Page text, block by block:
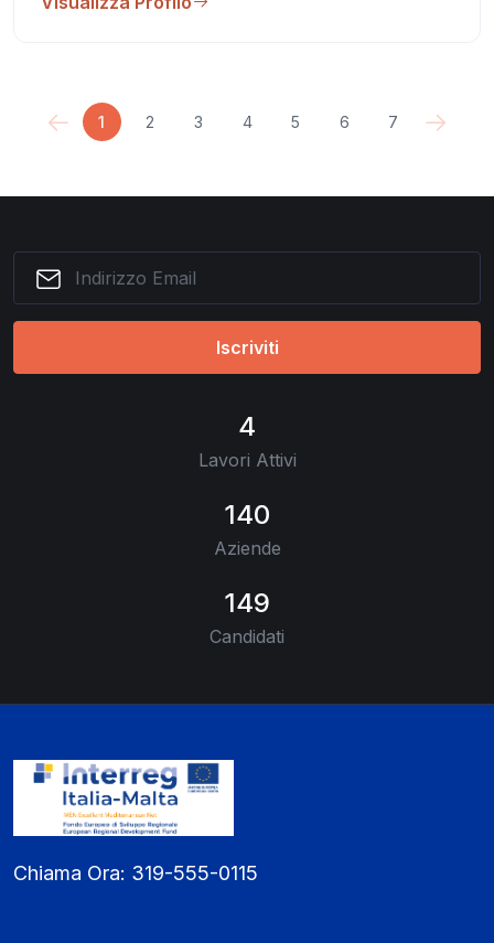
1 2 3 4 5 6 7
Iscriviti
4
Lavori Attivi
140
Aziende
149
Candidati
Chiama Ora: 319-555-0115